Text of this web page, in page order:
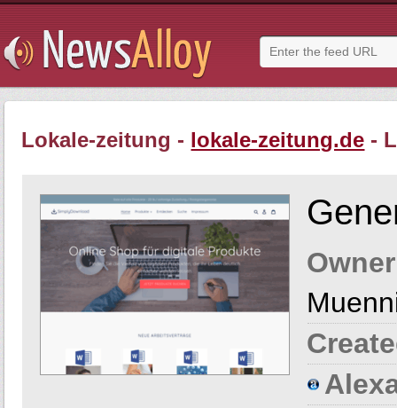
Lokale-zeitung - lokale-zeitung.de -